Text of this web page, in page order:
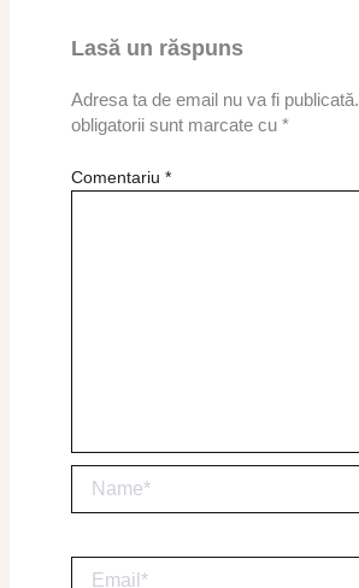
Lasă un răspuns
Adresa ta de email nu va fi publicată.
obligatorii sunt marcate cu *
Comentariu *